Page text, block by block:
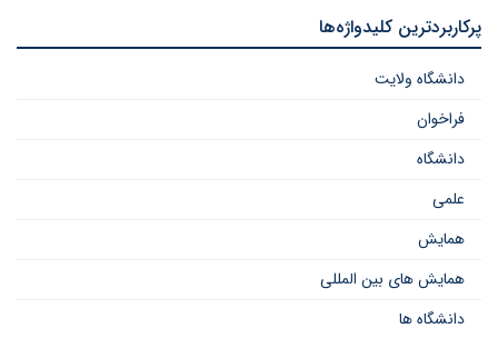
پرکاربردترین کلیدواژه‌ها
دانشگاه ولایت
فراخوان
دانشگاه
علمی
همایش
همایش های بین المللی
دانشگاه ها